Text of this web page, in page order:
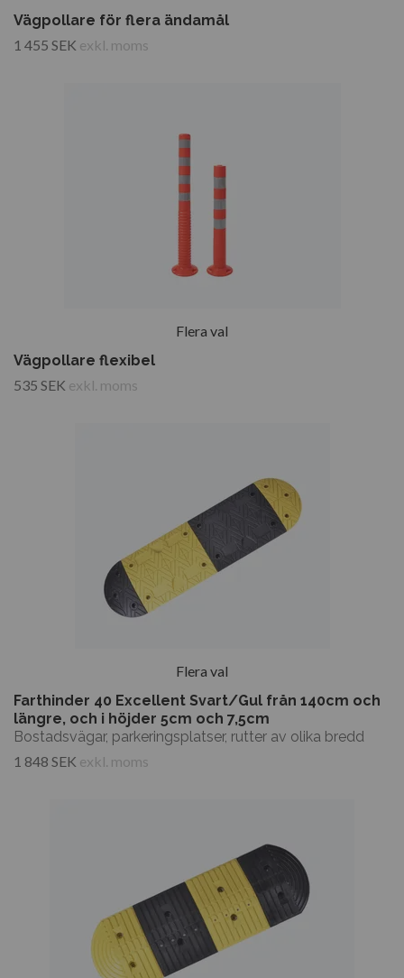
Vägpollare för flera ändamål
1 455 SEK exkl. moms
Flera val
Vägpollare flexibel
535 SEK exkl. moms
Flera val
Farthinder 40 Excellent Svart/Gul från 140cm och
längre, och i höjder 5cm och 7,5cm
Bostadsvägar, parkeringsplatser, rutter av olika bredd
1 848 SEK exkl. moms